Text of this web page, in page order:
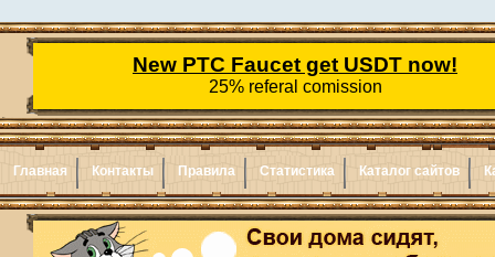
Главная Контакты Правила Статистика Каталог сайтов